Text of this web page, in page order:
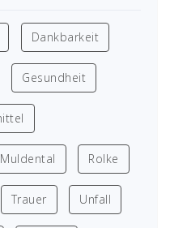
Dankbarkeit
Gesundheit
Muldental Rolke
Trauer Unfall